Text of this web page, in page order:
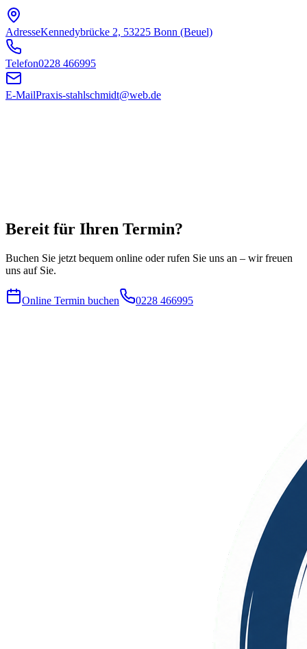
AdresseKennedybrücke 2, 53225 Bonn (Beuel)
Telefon0228 466995
E-MailPraxis-stahlschmidt@web.de
Bereit für Ihren Termin?
Buchen Sie jetzt bequem online oder rufen Sie uns an – wir freuen
uns auf Sie.
Online Termin buchen 0228 466995